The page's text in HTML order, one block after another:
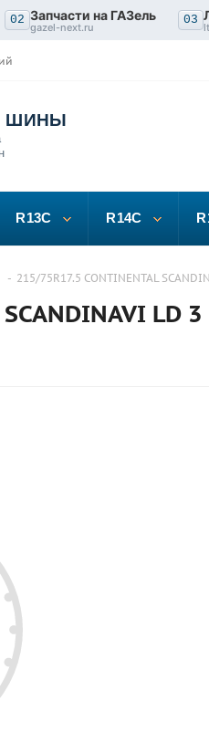
02 Запчасти на ГАЗель
gazel-next.ru
03
ШИНЫ
R13C R14C
- 215/75R17.5 CONTINENTAL